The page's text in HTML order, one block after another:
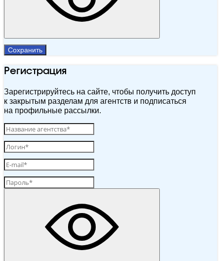
Сохранить
Регистрация
Зарегистрируйтесь на сайте, чтобы получить доступ
к закрытым разделам для агентств и подписаться
на профильные рассылки.